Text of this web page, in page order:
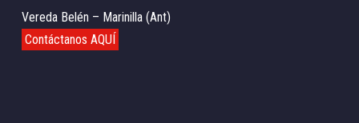
Vereda Belén – Marinilla (Ant)
Contáctanos AQUÍ